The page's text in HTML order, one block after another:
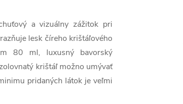
a vizuálny zážitok pri
lesk číreho krištáľového
80 ml, luxusný bavorský
krištáľ možno umývať
pridaných látok je veľmi